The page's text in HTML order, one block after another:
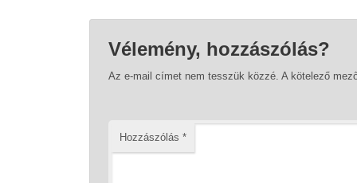
Vélemény, hozzászólás?
Az e-mail címet nem tesszük közzé. A kötelező
Hozzászólás *